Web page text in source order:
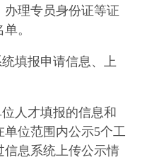
理专员身份证等证
。
填报申请信息、上
人才填报的信息和
位范围内公示5个工
息系统上传公示情